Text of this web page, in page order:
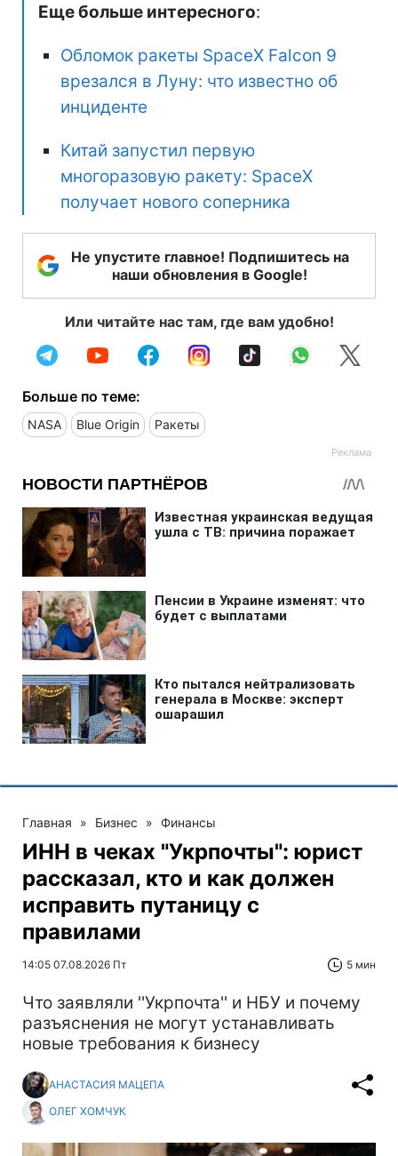
Еще больше интересного:
Обломок ракеты SpaceX Falcon 9
врезался в Луну: что известно об
инциденте
Китай запустил первую
многоразовую ракету: SpaceX
получает нового соперника
Не упустите главное! Подпишитесь на
наши обновления в Google!
Или читайте нас там, где вам удобно!
Больше по теме:
NASA Blue Origin Ракеты
Главная » Бизнес » Финансы
ИНН в чеках "Укрпочты": юрист
рассказал, кто и как должен
исправить путаницу с
правилами
14:05 07.08.2026 Пт 5 мин
Что заявляли ''Укрпочта'' и НБУ и почему
разъяснения не могут устанавливать
новые требования к бизнесу
АНАСТАСИЯ МАЦЕПА
ОЛЕГ ХОМЧУК